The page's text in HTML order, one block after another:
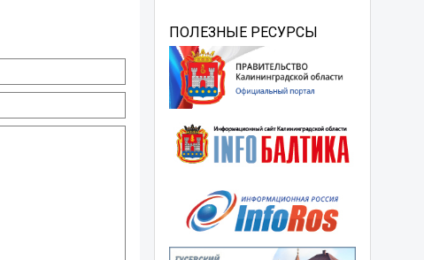
ПОЛЕЗНЫЕ РЕСУРСЫ